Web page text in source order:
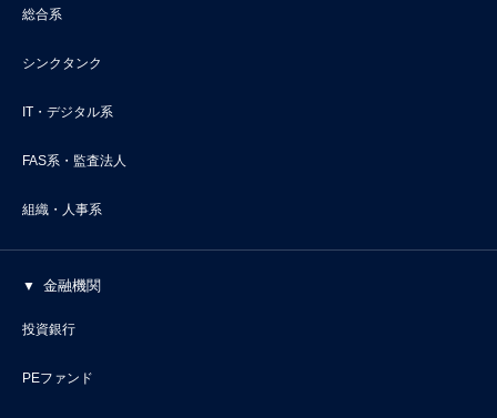
総合系
シンクタンク
IT・デジタル系
FAS系・監査法人
組織・人事系
金融機関
投資銀行
PEファンド